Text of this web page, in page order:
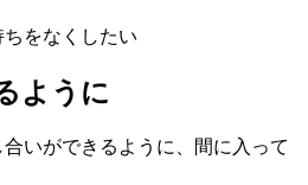
をなくしたい
ように
いができるように、間に入って